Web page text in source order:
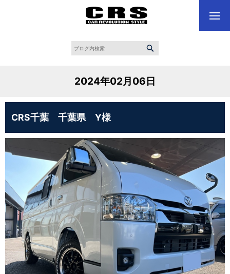
2024年02月06日
CRS千葉 千葉県 Y様